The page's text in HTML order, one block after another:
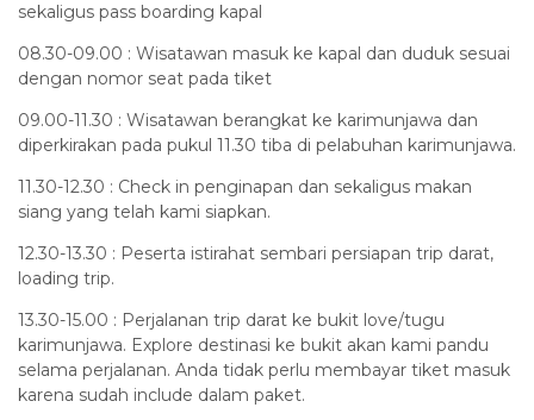
sekaligus pass boarding kapal
08.30-09.00 : Wisatawan masuk ke kapal dan duduk sesuai
dengan nomor seat pada tiket
09.00-11.30 : Wisatawan berangkat ke karimunjawa dan
diperkirakan pada pukul 11.30 tiba di pelabuhan karimunjawa.
11.30-12.30 : Check in penginapan dan sekaligus makan
siang yang telah kami siapkan.
12.30-13.30 : Peserta istirahat sembari persiapan trip darat,
loading trip.
13.30-15.00 : Perjalanan trip darat ke bukit love/tugu
karimunjawa. Explore destinasi ke bukit akan kami pandu
selama perjalanan. Anda tidak perlu membayar tiket masuk
karena sudah include dalam paket.